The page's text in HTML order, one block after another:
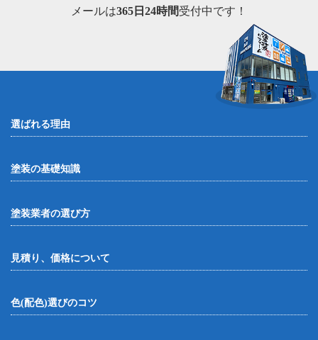
メールは365日24時間受付中です！
選ばれる理由
塗装の基礎知識
塗装業者の選び方
見積り、価格について
色(配色)選びのコツ